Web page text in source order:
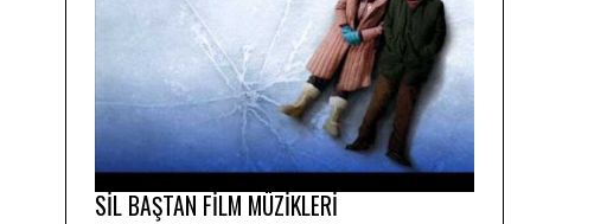
SİL BAŞTAN FİLM MÜZİKLERİ